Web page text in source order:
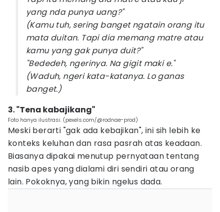
yang nda punya uang?"
(Kamu tuh, sering banget ngatain orang itu
mata duitan. Tapi dia memang matre atau
kamu yang gak punya duit?"
"Bededeh, ngerinya. Na gigit maki e."
(Waduh, ngeri kata-katanya. Lo ganas
banget.)
3. "Tena kabajikang"
Foto hanya ilustrasi. (pexels.com/@rodnae-prod)
Meski berarti "gak ada kebajikan", ini sih lebih ke
konteks keluhan dan rasa pasrah atas keadaan.
Biasanya dipakai menutup pernyataan tentang
nasib apes yang dialami diri sendiri atau orang
lain. Pokoknya, yang bikin ngelus dada.